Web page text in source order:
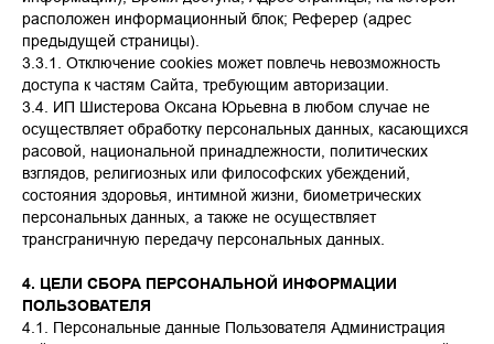
расположен информационный блок; Реферер (адрес
предыдущей страницы).
3.3.1. Отключение cookies может повлечь невозможность
доступа к частям Сайта, требующим авторизации.
3.4. ИП Шистерова Оксана Юрьевна в любом случае не
осуществляет обработку персональных данных, касающихся
расовой, национальной принадлежности, политических
взглядов, религиозных или философских убеждений,
состояния здоровья, интимной жизни, биометрических
персональных данных, а также не осуществляет
трансграничную передачу персональных данных.
4. ЦЕЛИ СБОРА ПЕРСОНАЛЬНОЙ ИНФОРМАЦИИ
ПОЛЬЗОВАТЕЛЯ
4.1. Персональные данные Пользователя Администрация